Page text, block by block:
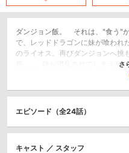
ダンジョン飯。 それは、"食う"
で、レッドドラゴンに妹が喰われ
のライオス。再びダンジョンへ挑
底……。妹が消化されてしまうか
は決意する。「食糧は、迷宮内で
ョン踏破を目指せ、冒険者よ！
SF/ファンタジー
さ
エピソード（全24話）
キャスト ／ スタッフ